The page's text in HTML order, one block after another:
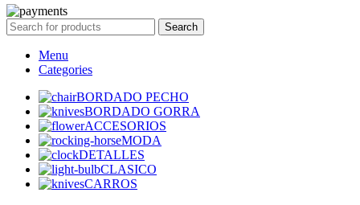
Search
Menu
Categories
BORDADO PECHO
BORDADO GORRA
ACCESORIOS
MODA
DETALLES
CLASICO
CARROS